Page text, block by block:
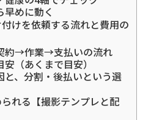
早めに動く
けを依頼する流れと費用の
→作業→支払いの流れ
（あくまで目安）
と、分割・後払いという選
れる【撮影テンプレと配